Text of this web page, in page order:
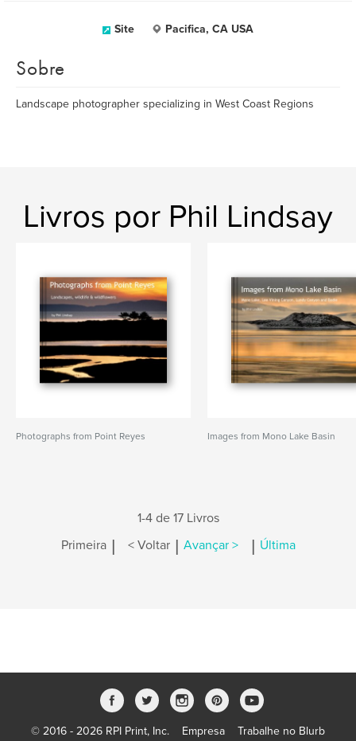
Site Pacifica, CA USA
Sobre
Landscape photographer specializing in West Coast Regions
Livros por Phil Lindsay
Photographs from Point Reyes Images from Mono Lake Basin
1-4 de 17 Livros
Primeira | < Voltar | Avançar > | Última
© 2016 - 2026 RPI Print, Inc. Empresa Trabalhe no Blurb